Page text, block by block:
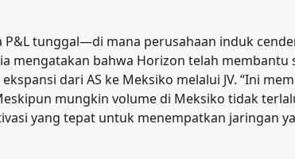
P&L tunggal—di mana perusahaan induk
mengatakan bahwa Horizon telah membantu
dari AS ke Meksiko melalui JV. “Ini
mungkin volume di Meksiko tidak
yang tepat untuk menempatkan jaringan